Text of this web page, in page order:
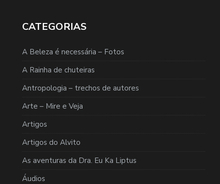
CATEGORIAS
A Beleza é necessária – Fotos
A Rainha de chuteiras
Antropologia – trechos de autores
Arte – Mire e Veja
Artigos
Artigos do Alvito
As aventuras da Dra. Eu Ka Liptus
Áudios